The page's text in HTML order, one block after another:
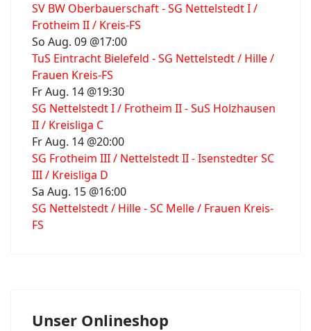
SV BW Oberbauerschaft - SG Nettelstedt I /
Frotheim II / Kreis-FS
So Aug. 09 @17:00
TuS Eintracht Bielefeld - SG Nettelstedt / Hille /
Frauen Kreis-FS
Fr Aug. 14 @19:30
SG Nettelstedt I / Frotheim II - SuS Holzhausen
II / Kreisliga C
Fr Aug. 14 @20:00
SG Frotheim III / Nettelstedt II - Isenstedter SC
III / Kreisliga D
Sa Aug. 15 @16:00
SG Nettelstedt / Hille - SC Melle / Frauen Kreis-
FS
Unser Onlineshop